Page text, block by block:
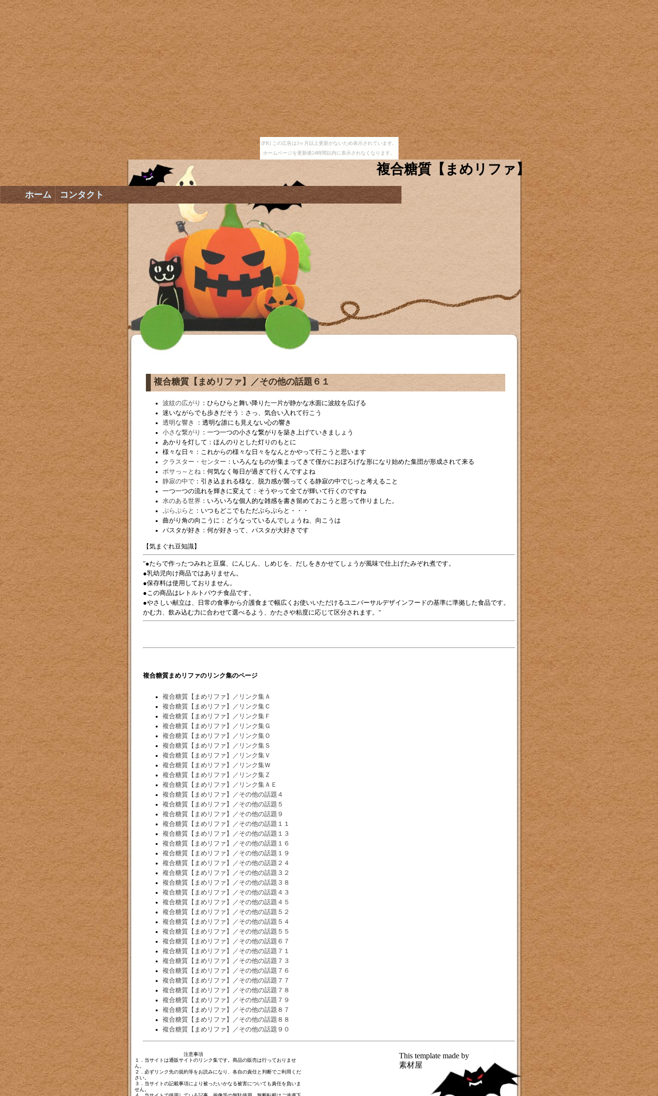
[PR] この広告は3ヶ月以上更新がないため表示されています。
ホームページを更新後24時間以内に表示されなくなります。
複合糖質【まめリファ】
複合糖質【まめリファ】／その他の話題６１
波紋の広がり ：ひらひらと舞い降りた一片が静かな水面に波紋を広げる
迷いながらでも歩きだそう：さっ、気合い入れて行こう
透明な響き
：透明な誰にも見えない心の響き
小さな繋がり ：一つ一つの小さな繋がりを築き上げていきましょう
あかりを灯して：ほんのりとした灯りのもとに
様々な日々：これからの様々な日々をなんとかやって行こうと思います
クラスター・センター ：いろんなものが集まってきて僅かにおぼろげな形になり始めた集団が形成されて来る
ボサっ～とね ：何気なく毎日が過ぎて行くんですよね
静寂の中で ：引き込まれる様な、脱力感が襲ってくる静寂の中でじっと考えること
一つ一つの流れを輝きに変えて：そうやって全てが輝いて行くのですね
水のある世界 ：いろいろな個人的な雑感を書き留めておこうと思って作りました。
ぷらぷらと ：いつもどこでもただぷらぷらと・・・
曲がり角の向こうに：どうなっているんでしょうね、向こうは
パスタが好き：何が好きって、パスタが大好きです
【気まぐれ豆知識】
●たらで作ったつみれと豆腐、にんじん、しめじを、だしをきかせてしょうが風味で仕上げたみぞれ煮です。
●乳幼児向け商品ではありません。
●保存料は使用しておりません。
●この商品はレトルトパウチ食品です。
●やさしい献立は、日常の食事から介護食まで幅広くお使いいただけるユニバーサルデザインフードの基準に準拠した食品です。
かむ力、飲み込む力に合わせて選べるよう、かたさや粘度に応じて区分されます。
複合糖質まめリファのリンク集のページ
複合糖質【まめリファ】／リンク集Ａ
複合糖質【まめリファ】／リンク集Ｃ
複合糖質【まめリファ】／リンク集Ｆ
複合糖質【まめリファ】／リンク集Ｇ
複合糖質【まめリファ】／リンク集Ｏ
複合糖質【まめリファ】／リンク集Ｓ
複合糖質【まめリファ】／リンク集Ｖ
複合糖質【まめリファ】／リンク集Ｗ
複合糖質【まめリファ】／リンク集Ｚ
複合糖質【まめリファ】／リンク集ＡＥ
複合糖質【まめリファ】／その他の話題４
複合糖質【まめリファ】／その他の話題５
複合糖質【まめリファ】／その他の話題９
複合糖質【まめリファ】／その他の話題１１
複合糖質【まめリファ】／その他の話題１３
複合糖質【まめリファ】／その他の話題１６
複合糖質【まめリファ】／その他の話題１９
複合糖質【まめリファ】／その他の話題２４
複合糖質【まめリファ】／その他の話題３２
複合糖質【まめリファ】／その他の話題３８
複合糖質【まめリファ】／その他の話題４３
複合糖質【まめリファ】／その他の話題４５
複合糖質【まめリファ】／その他の話題５２
複合糖質【まめリファ】／その他の話題５４
複合糖質【まめリファ】／その他の話題５５
複合糖質【まめリファ】／その他の話題６７
複合糖質【まめリファ】／その他の話題７１
複合糖質【まめリファ】／その他の話題７３
複合糖質【まめリファ】／その他の話題７６
複合糖質【まめリファ】／その他の話題７７
複合糖質【まめリファ】／その他の話題７８
複合糖質【まめリファ】／その他の話題７９
複合糖質【まめリファ】／その他の話題８７
複合糖質【まめリファ】／その他の話題８８
複合糖質【まめリファ】／その他の話題９０
ホーム コンタクト
注意事項
１．当サイトは通販サイトのリンク集です。商品の販売は行っておりませ
ん。
２．必ずリンク先の規約等をお読みになり、各自の責任と判断でご利用くだ
さい。
３．当サイトの記載事項により被ったいかなる被害についても責任を負いま
せん。
This template made by
素材屋